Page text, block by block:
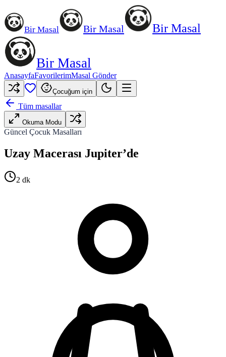
Bir Masal Bir Masal Bir Masal
Bir Masal
AnasayfaFavorilerimMasal Gönder
Çocuğum için
Tüm masallar
Okuma Modu
Güncel Çocuk Masalları
Uzay Macerası Jupiter’de
2 dk